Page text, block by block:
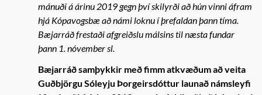
mánuði á árinu 2019 gegn því skilyrði að hún vinni áfram
hjá Kópavogsbæ að námi loknu í þrefaldan þann tíma.
Bæjarráð frestaði afgreiðslu málsins til næsta fundar
þann 1. nóvember sl.
Bæjarráð samþykkir með fimm atkvæðum að veita
Guðbjörgu Sóleyju Þorgeirsdóttur launað námsleyfi